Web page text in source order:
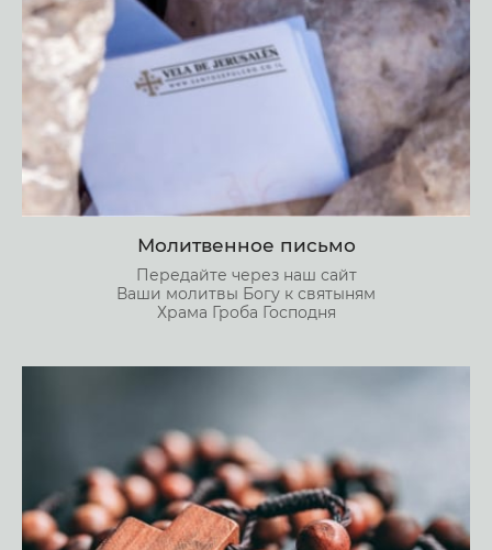
Молитвенное письмо
Передайте через наш сайт
Ваши молитвы Богу к святыням
Храма Гроба Господня